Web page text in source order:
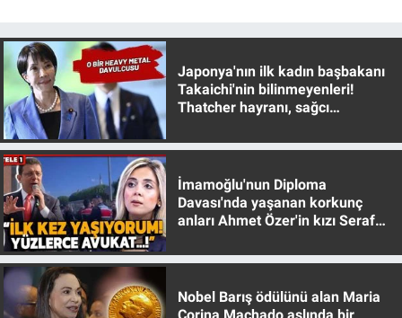
Japonya'nın ilk kadın başbakanı
Takaichi'nin bilinmeyenleri!
Thatcher hayranı, sağcı
İmamoğlu'nun Diploma
Davası'nda yaşanan korkunç
anları Ahmet Özer'in kızı Seraf
Nobel Barış ödülünü alan Maria
Haber
İlan
Kimdir
Koronavirüs
Kültür Sanat
Ne demişti